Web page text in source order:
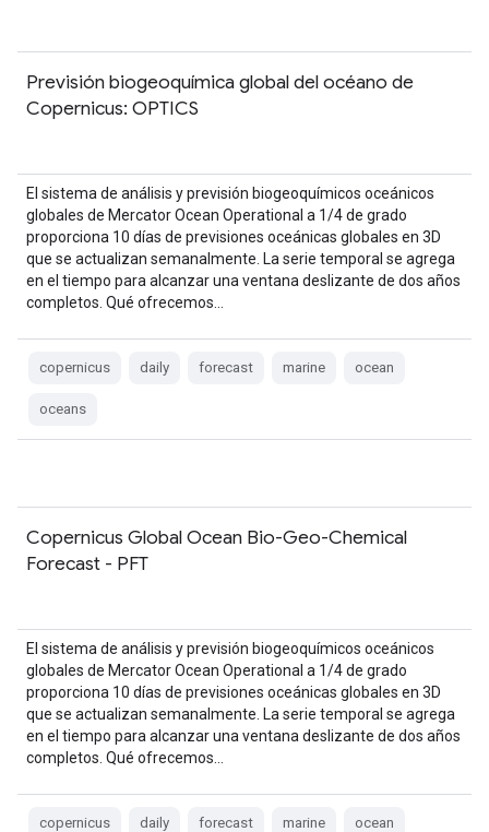
Previsión biogeoquímica global del océano de
Copernicus: OPTICS
El sistema de análisis y previsión biogeoquímicos oceánicos
globales de Mercator Ocean Operational a 1/4 de grado
proporciona 10 días de previsiones oceánicas globales en 3D
que se actualizan semanalmente. La serie temporal se agrega
en el tiempo para alcanzar una ventana deslizante de dos años
completos. Qué ofrecemos…
copernicus daily forecast marine ocean
oceans
Copernicus Global Ocean Bio-Geo-Chemical
Forecast - PFT
El sistema de análisis y previsión biogeoquímicos oceánicos
globales de Mercator Ocean Operational a 1/4 de grado
proporciona 10 días de previsiones oceánicas globales en 3D
que se actualizan semanalmente. La serie temporal se agrega
en el tiempo para alcanzar una ventana deslizante de dos años
completos. Qué ofrecemos…
copernicus daily forecast marine ocean